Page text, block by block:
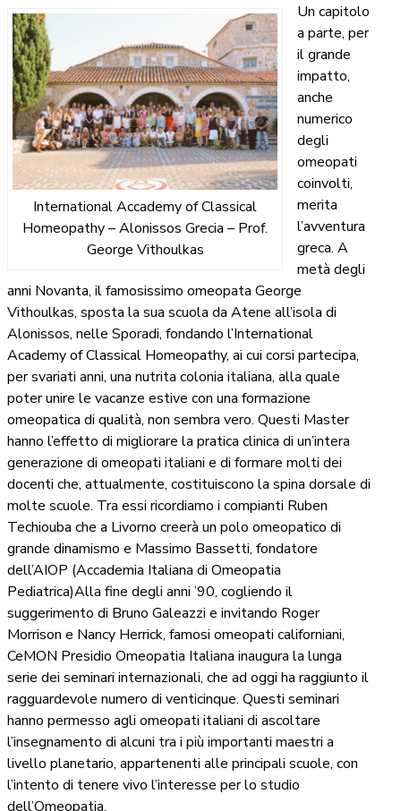
International Accademy of Classical
Homeopathy – Alonissos Grecia – Prof.
George Vithoulkas
Un capitolo
a parte, per
il grande
impatto,
anche
numerico
degli
omeopati
coinvolti,
merita
l’avventura
greca. A
metà degli
anni Novanta, il famosissimo omeopata George
Vithoulkas, sposta la sua scuola da Atene all’isola di
Alonissos, nelle Sporadi, fondando l’International
Academy of Classical Homeopathy, ai cui corsi partecipa,
per svariati anni, una nutrita colonia italiana, alla quale
poter unire le vacanze estive con una formazione
omeopatica di qualità, non sembra vero. Questi Master
hanno l’effetto di migliorare la pratica clinica di un’intera
generazione di omeopati italiani e di formare molti dei
docenti che, attualmente, costituiscono la spina dorsale di
molte scuole. Tra essi ricordiamo i compianti Ruben
Techiouba che a Livorno creerà un polo omeopatico di
grande dinamismo e Massimo Bassetti, fondatore
dell’AIOP (Accademia Italiana di Omeopatia
Pediatrica)Alla fine degli anni ’90, cogliendo il
suggerimento di Bruno Galeazzi e invitando Roger
Morrison e Nancy Herrick, famosi omeopati californiani,
CeMON Presidio Omeopatia Italiana inaugura la lunga
serie dei seminari internazionali, che ad oggi ha raggiunto il
ragguardevole numero di venticinque. Questi seminari
hanno permesso agli omeopati italiani di ascoltare
l’insegnamento di alcuni tra i più importanti maestri a
livello planetario, appartenenti alle principali scuole, con
l’intento di tenere vivo l’interesse per lo studio
dell’Omeopatia.